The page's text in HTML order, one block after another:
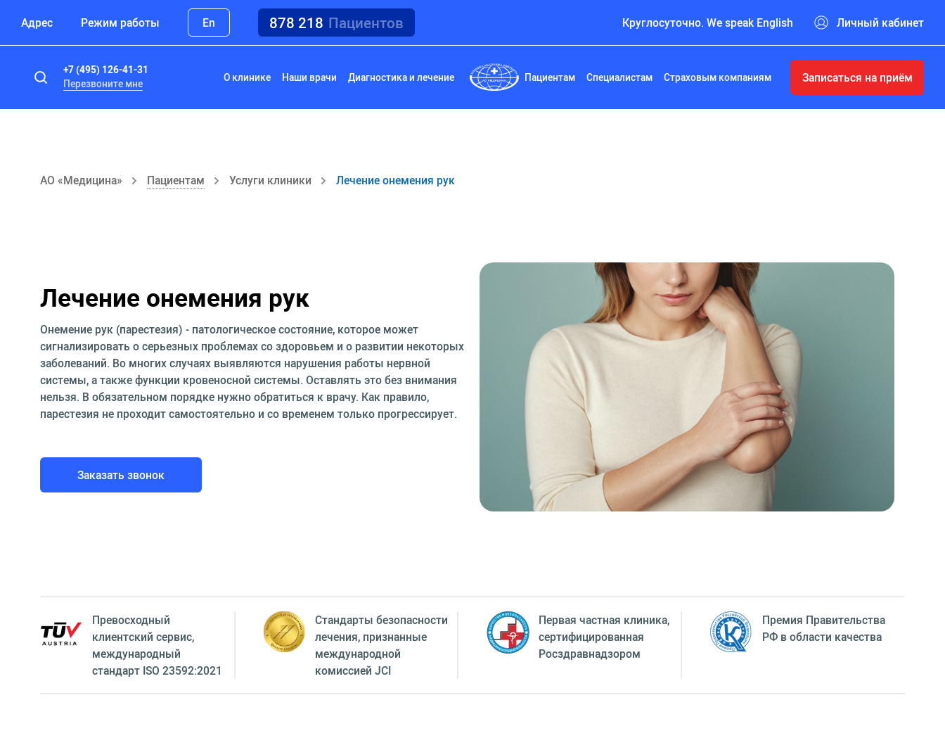
Адрес Режим работы En 878 218 Пациентов Круглосуточно. We speak English Личный кабинет
+7 (495) 126-41-31
Перезвоните мне
О клинике Наши врачи Диагностика и лечение Пациентам Специалистам Страховым компаниям Записаться на приём
АО «Медицина» Пациентам Услуги клиники Лечение онемения рук
Лечение онемения рук
Онемение рук (парестезия) - патологическое состояние, которое может
сигнализировать о серьезных проблемах со здоровьем и о развитии некоторых
заболеваний. Во многих случаях выявляются нарушения работы нервной
системы, а также функции кровеносной системы. Оставлять это без внимания
нельзя. В обязательном порядке нужно обратиться к врачу. Как правило,
парестезия не проходит самостоятельно и со временем только прогрессирует.
Заказать звонок
Превосходный
клиентский сервиc,
международный
стандарт ISO 23592:2021
Стандарты безопасности
лечения, признанные
международной
комиссией JCI
Первая частная клиника,
сертифицированная
Росздравнадзором
Премия Правительства
РФ в области качества